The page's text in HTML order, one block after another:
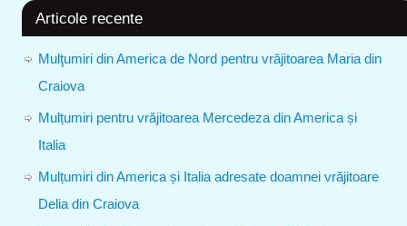
Articole recente
Mulţumiri din America de Nord pentru vrăjitoarea Maria din
Craiova
Mulțumiri pentru vrăjitoarea Mercedeza din America și
Italia
Mulțumiri din America și Italia adresate doamnei vrăjitoare
Delia din Craiova